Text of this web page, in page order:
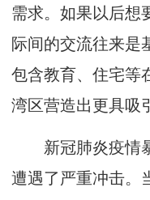
需求。如果以后想
际间的交流往来是
包含教育、住宅等
湾区营造出更具吸
新冠肺炎疫情暴
遭遇了严重冲击。